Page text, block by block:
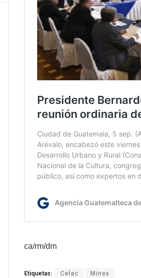
ca/rm/dm
Etiquetas: Celac Minex